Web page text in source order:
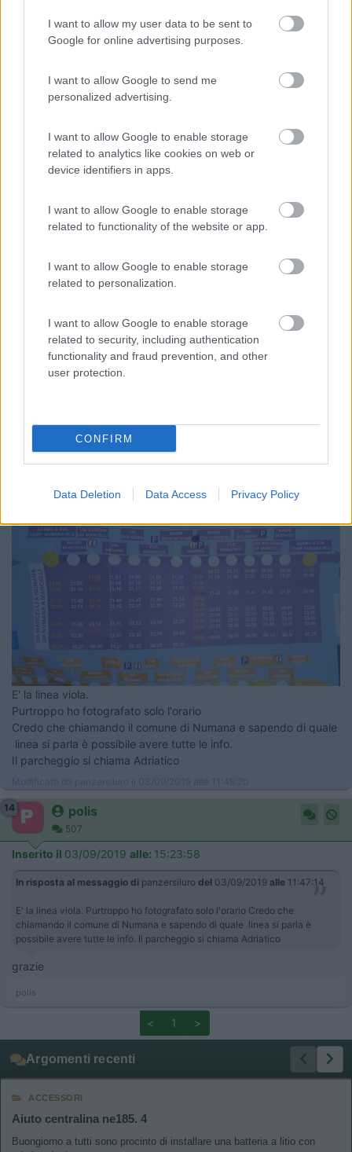
I want to allow my user data to be sent to
Google for online advertising purposes.
I want to allow Google to send me
personalized advertising.
I want to allow Google to enable storage
related to analytics like cookies on web or
device identifiers in apps.
I want to allow Google to enable storage
related to functionality of the website or app.
I want to allow Google to enable storage
related to personalization.
I want to allow Google to enable storage
related to security, including authentication
functionality and fraud prevention, and other
user protection.
CONFIRM
Data Deletion Data Access Privacy Policy
panzersiluro
356
Alla fine ci siamo fermati al parcheggio Adriatico di Marcelli
fraz.di Numana.Ottima soluzione.Con navetta gratuita per
polis
507
In risposta al messaggio dipanzersilurodel30/08/2019 alle 10:45:40
Sirolo.Parcheggio grande 2€/24h.Ottima soluzione
panzersiluro
In risposta al messaggio di
buongiorno, la navetta funziona anche a settembre o era un servizio per
E' la linea viola.
Purtroppo ho fotografato solo l'orario
Credo che chiamando il comune di Numana e sapendo di quale
linea si parla è possibile avere tutte le info.
Il parcheggio si chiama Adriatico
Modificato da panzersiluro il 03/09/2019 alle 11:49:20
14 polis
507
Inserito il 03/09/2019 alle: 15:23:58
In risposta al messaggio di panzersiluro del 03/09/2019 alle 11:47:14
E' la linea viola. Purtroppo ho fotografato solo l'orario Credo che
chiamando il comune di Numana e sapendo di quale linea si parla è
possibile avere tutte le info. Il parcheggio si chiama Adriatico
grazie
polis
< 1 >
Argomenti recenti
ACCESSORI
Aiuto centralina ne185. 4
Buongiorno a tutti sono procinto di installare una batteria a litio con